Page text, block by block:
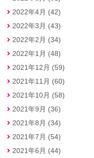
2022年4月 (42)
2022年3月 (43)
2022年2月 (34)
2022年1月 (48)
2021年12月 (59)
2021年11月 (60)
2021年10月 (58)
2021年9月 (36)
2021年8月 (34)
2021年7月 (54)
2021年6月 (44)